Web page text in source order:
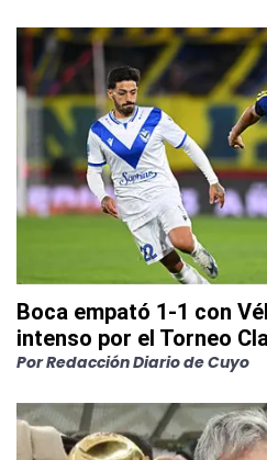
Boca empató 1-1 con
intenso por el Torneo
PorRedacción Diario de Cuyo